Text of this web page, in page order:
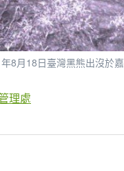
8月18日臺灣黑熊出沒於
理處